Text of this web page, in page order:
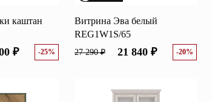
каштан
₽ -25%
Витрина Эва белый
REG1W1S/65
27 290 ₽ 21 840 ₽ -20%